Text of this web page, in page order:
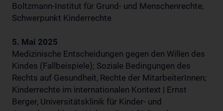
Boltzmann-Institut für Grund- und Menschenrechte,
Schwerpunkt Kinderrechte
5. Mai 2025
Medizinische Entscheidungen gegen den Willen des
Kindes (Fallbeispiele); Soziale Bedingungen des
Rechts auf Gesundheit, Rechte der MitarbeiterInnen;
Kinderrechte im internationalen Kontext | Ernst
Berger, Universitätsklinik für Kinder- und